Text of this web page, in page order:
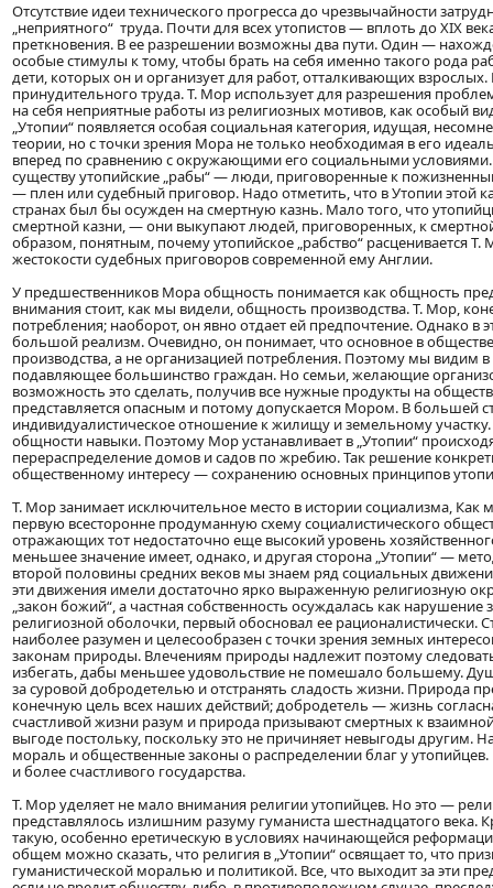
Отсутствие идеи технического прогресса до чрезвычайности
„неприятного“ труда. Почти для всех утопистов — вплоть до XIX
преткновения. В ее разрешении возможны два пути. Один —
особые стимулы к тому, чтобы брать на себя именно такого рода
дети, которых он и организует для работ, отталкивающих
принудительного труда. Т. Мор использует для разрешения
на себя неприятные работы из религиозных мотивов, как особый
„Утопии“ появляется особая социальная категория, идущая,
теории, но с точки зрения Мора не только необходимая в его
вперед по сравнению с окружающими его социальными
существу утопийские „рабы“ — люди, приговоренные к
— плен или судебный приговор. Надо отметить, что в Утопии этой
странах был бы осужден на смертную казнь. Мало того, что
смертной казни, — они выкупают людей, приговоренных, к смертной
образом, понятным, почему утопийское „рабство“ расценивается
жестокости судебных приговоров современной ему Англии.
У предшественников Мора общность понимается как общность
внимания стоит, как мы видели, общность производства. Т. Мор,
потребления; наоборот, он явно отдает ей предпочтение. Однако
большой реализм. Очевидно, он понимает, что основное в
производства, а не организацией потребления. Поэтому мы видим
подавляющее большинство граждан. Но семьи, желающие
возможность это сделать, получив все нужные продукты на
представляется опасным и потому допускается Мором. В большей
индивидуалистическое отношение к жилищу и земельному
общности навыки. Поэтому Мор устанавливает в „Утопии“
перераспределение домов и садов по жребию. Так решение
общественному интересу — сохранению основных принципов
Т. Мор занимает исключительное место в истории социализма,
первую всесторонне продуманную схему социалистического
отражающих тот недостаточно еще высокий уровень
меньшее значение имеет, однако, и другая сторона „Утопии“ —
второй половины средних веков мы знаем ряд социальных
эти движения имели достаточно ярко выраженную религиозную
„закон божий“, а частная собственность осуждалась как
религиозной оболочки, первый обосновал ее рационалистически.
наиболее разумен и целесообразен с точки зрения земных
законам природы. Влечениям природы надлежит поэтому
избегать, дабы меньшее удовольствие не помешало большему.
за суровой добродетелью и отстранять сладость жизни. Природа
конечную цель всех наших действий; добродетель — жизнь
счастливой жизни разум и природа призывают смертных к
выгоде постольку, поскольку это не причиняет невыгоды другим.
мораль и общественные законы о распределении благ у утопийцев.
и более счастливого государства.
Т. Мор уделяет не мало внимания религии утопийцев. Но это —
представлялось излишним разуму гуманиста шестнадцатого века.
такую, особенно еретическую в условиях начинающейся
общем можно сказать, что религия в „Утопии“ освящает то, что
гуманистической моралью и политикой. Все, что выходит за эти